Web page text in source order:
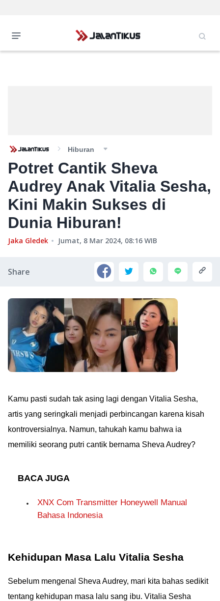
Hiburan
Potret Cantik Sheva
Audrey Anak Vitalia Sesha,
Kini Makin Sukses di
Dunia Hiburan!
Jaka Gledek Jumat, 8 Mar 2024, 08:16 WIB
Share
Kamu pasti sudah tak asing lagi dengan Vitalia Sesha,
artis yang seringkali menjadi perbincangan karena kisah
kontroversialnya. Namun, tahukah kamu bahwa ia
memiliki seorang putri cantik bernama Sheva Audrey?
BACA JUGA
XNX Com Transmitter Honeywell Manual
Bahasa Indonesia
Kehidupan Masa Lalu Vitalia Sesha
Sebelum mengenal Sheva Audrey, mari kita bahas sedikit
tentang kehidupan masa lalu sang ibu. Vitalia Sesha